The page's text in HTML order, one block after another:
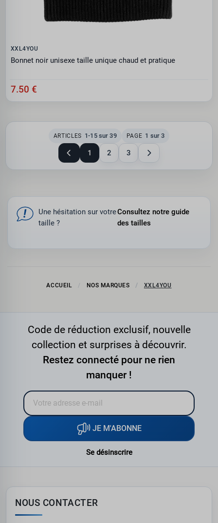
XXL4YOU
Bonnet noir unisexe taille unique chaud et pratique
7.50 €
ARTICLES 1-15 sur 39 PAGE 1 sur 3
1 2 3
Une hésitation sur votre
taille ?
Consultez notre guide
des tailles
ACCUEIL NOS MARQUES XXL4YOU
Code de réduction exclusif, nouvelle
collection et surprises à découvrir.
Restez connecté pour ne rien
manquer !
JE M'ABONNE
Se désinscrire
NOUS CONTACTER